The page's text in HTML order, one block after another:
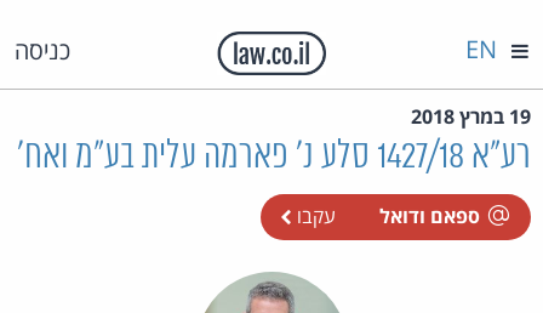
כניסה EN
19 במרץ 2018
רע"א 1427/18 סלע נ' פארמה עלית בע"מ ואח'
ספאם ודואל עקבו